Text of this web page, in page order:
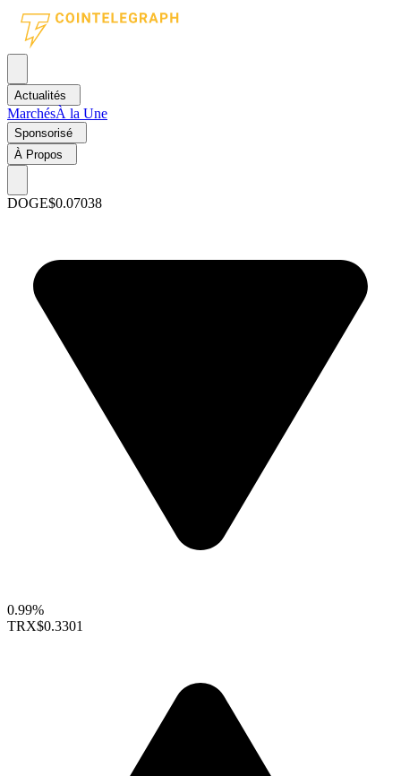
Actualités
MarchésÀ la Une
Sponsorisé
À Propos
DOGE$0.07038
0.99%
TRX$0.3301